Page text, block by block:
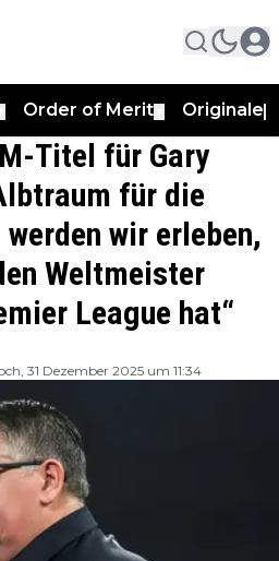
Order of Merit Originale
Titel für Gary
für die
werden wir erleben,
Weltmeister
League hat“
31 Dezember 2025 um 11:34